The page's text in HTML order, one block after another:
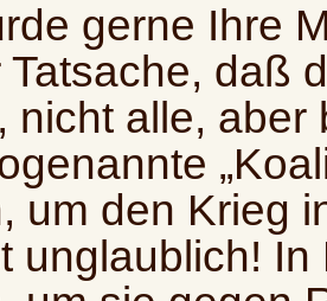
gerne Ihre
Tatsache, daß
nicht alle,
um den Krieg
unglaublich!